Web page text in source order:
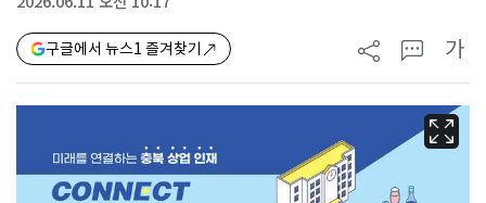
구글에서 뉴스1 즐겨찾기 가